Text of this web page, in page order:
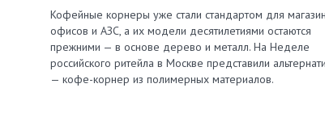
Кофейные корнеры уже стали стандартом для
офисов и АЗС, а их модели десятилетиями остаются
прежними — в основе дерево и металл. На Неделе
российского ритейла в Москве представили
— кофе-корнер из полимерных материалов.